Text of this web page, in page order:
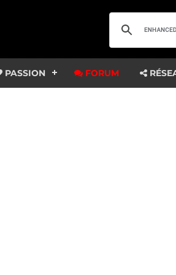
PASSION FORUM